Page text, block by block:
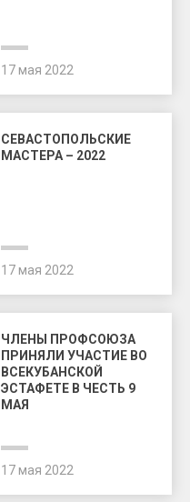
17 мая 2022
СЕВАСТОПОЛЬСКИЕ
МАСТЕРА – 2022
17 мая 2022
ЧЛЕНЫ ПРОФСОЮЗА
ПРИНЯЛИ УЧАСТИЕ ВО
ВСЕКУБАНСКОЙ
ЭСТАФЕТЕ В ЧЕСТЬ 9
МАЯ
17 мая 2022